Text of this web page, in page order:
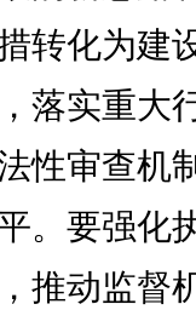
转化为建
落实重大
性审查机
。要强化
推动监督